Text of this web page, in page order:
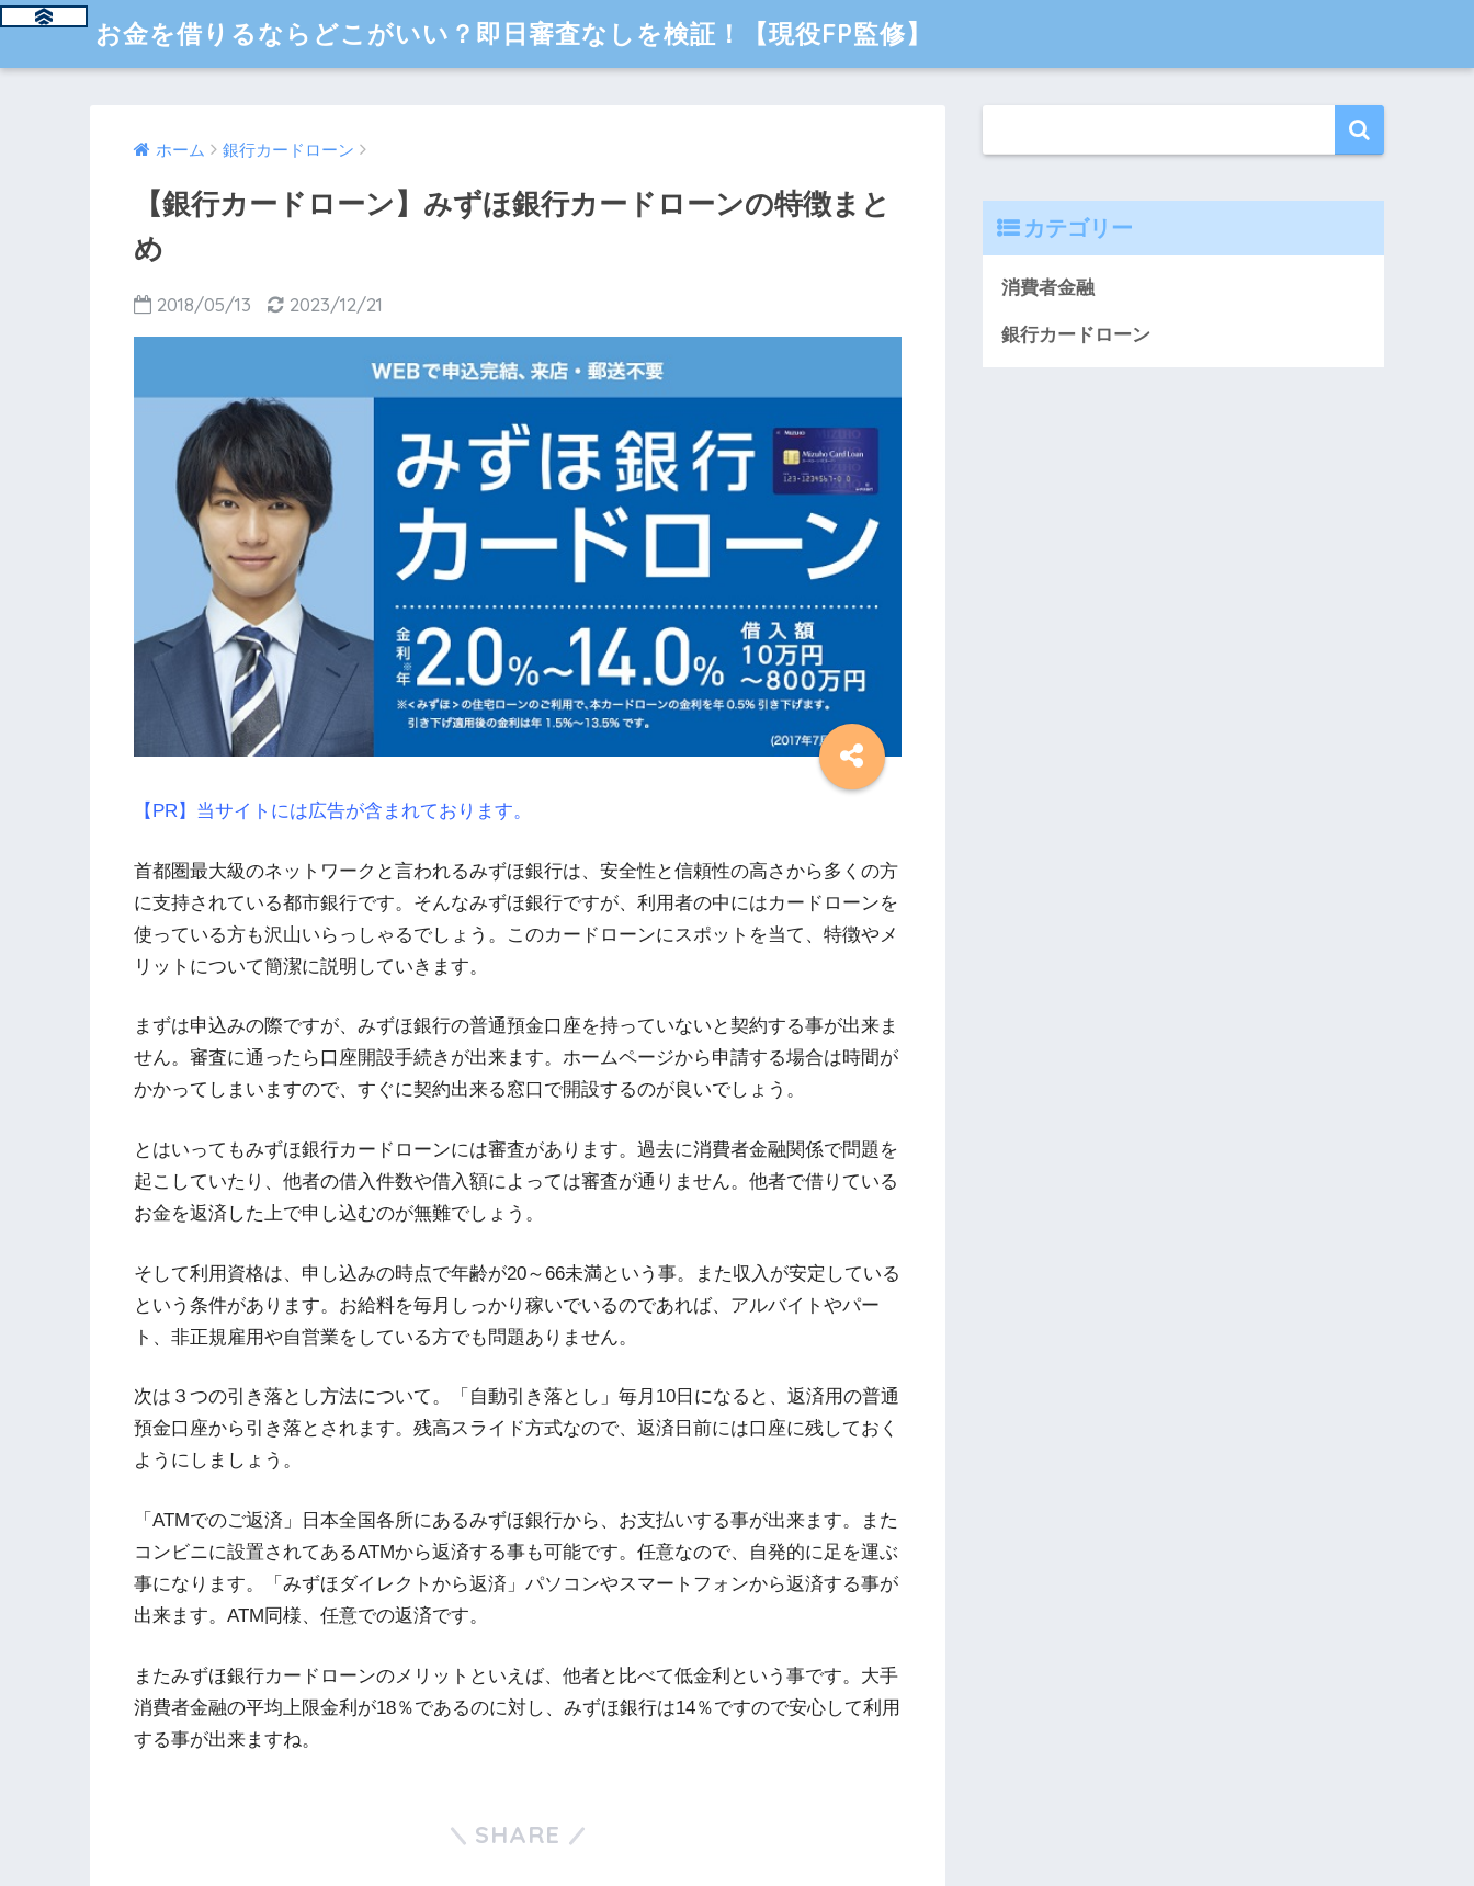
お金を借りるならどこがいい？即日審査なしを検証！【現役FP監修】
ホーム 銀行カードローン
【銀行カードローン】みずほ銀行カードローンの特徴まと
め
2018/05/13 2023/12/21
【PR】当サイトには広告が含まれております。
首都圏最大級のネットワークと言われるみずほ銀行は、安全性と信頼性の高さから多くの方
に支持されている都市銀行です。そんなみずほ銀行ですが、利用者の中にはカードローンを
使っている方も沢山いらっしゃるでしょう。このカードローンにスポットを当て、特徴やメ
リットについて簡潔に説明していきます。
まずは申込みの際ですが、みずほ銀行の普通預金口座を持っていないと契約する事が出来ま
せん。審査に通ったら口座開設手続きが出来ます。ホームページから申請する場合は時間が
かかってしまいますので、すぐに契約出来る窓口で開設するのが良いでしょう。
とはいってもみずほ銀行カードローンには審査があります。過去に消費者金融関係で問題を
起こしていたり、他者の借入件数や借入額によっては審査が通りません。他者で借りている
お金を返済した上で申し込むのが無難でしょう。
そして利用資格は、申し込みの時点で年齢が20～66未満という事。また収入が安定している
という条件があります。お給料を毎月しっかり稼いでいるのであれば、アルバイトやパー
ト、非正規雇用や自営業をしている方でも問題ありません。
次は３つの引き落とし方法について。「自動引き落とし」毎月10日になると、返済用の普通
預金口座から引き落とされます。残高スライド方式なので、返済日前には口座に残しておく
ようにしましょう。
「ATMでのご返済」日本全国各所にあるみずほ銀行から、お支払いする事が出来ます。また
コンビニに設置されてあるATMから返済する事も可能です。任意なので、自発的に足を運ぶ
事になります。「みずほダイレクトから返済」パソコンやスマートフォンから返済する事が
出来ます。ATM同様、任意での返済です。
またみずほ銀行カードローンのメリットといえば、他者と比べて低金利という事です。大手
消費者金融の平均上限金利が18％であるのに対し、みずほ銀行は14％ですので安心して利用
する事が出来ますね。
SHARE
カテゴリー
消費者金融
銀行カードローン